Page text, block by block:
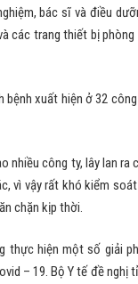
bác sĩ và điều
các trang thiết bị phòng
xuất hiện ở 32
nhiều công ty, lây lan ra
vì vậy rất khó kiểm
chặn kịp thời.
thực hiện một số giải
– 19. Bộ Y tế đề nghị